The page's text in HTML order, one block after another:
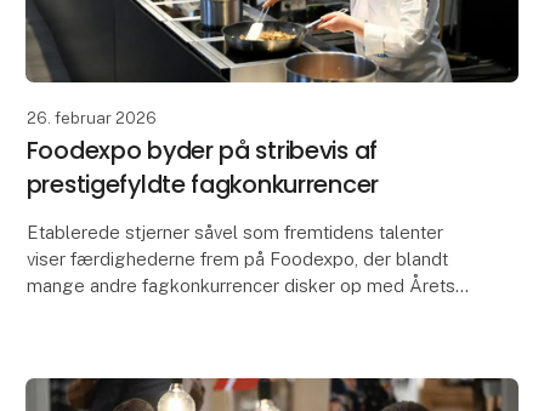
26. februar 2026
Foodexpo byder på stribevis af
prestigefyldte fagkonkurrencer
Etablerede stjerner såvel som fremtidens talenter
viser færdighederne frem på Foodexpo, der blandt
mange andre fagkonkurrencer disker op med Årets